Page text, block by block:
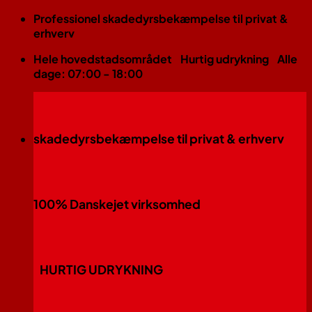
FortsætProfessionel skadedyrsbekæmpelse til privat &
erhverv
Hele hovedstadsområdet
Hurtig udrykning Alle
dage: 07:00 - 18:00
skadedyrsbekæmpelse til privat & erhverv
100% Danskejet virksomhed
HURTIG UDRYKNING